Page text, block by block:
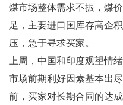
煤市场整体需求不振，煤
足，主要进口国库存高企
压，急于寻求买家。
上周，中国和印度观望情
市场前期利好因素基本出
前，买家对长期合同的达